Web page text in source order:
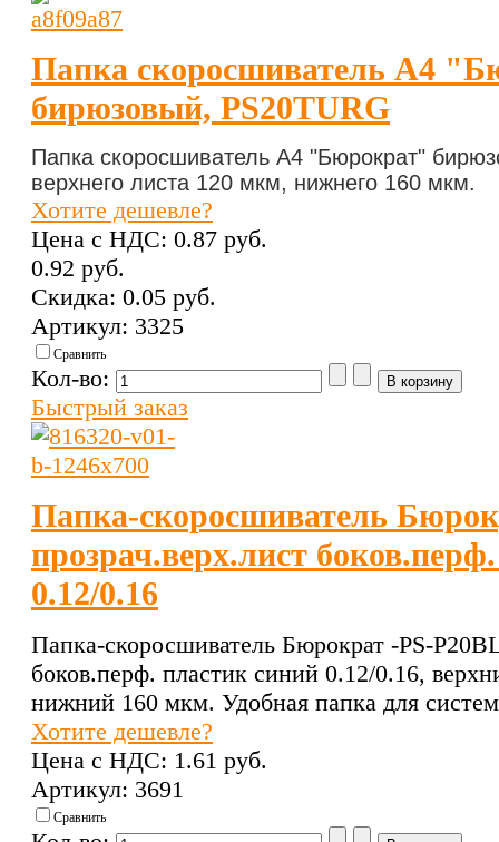
Папка скоросшиватель А4
бирюзовый, PS20TURG
Папка скоросшиватель А4 "Бюрократ"
верхнего листа 120 мкм, нижнего 160 мкм.
Хотите дешевле?
Цена с НДС: 0.87 pуб.
0.92 pуб.
Скидка: 0.05 pуб.
Артикул: 3325
Сравнить
Кол-во:
Быстрый заказ
Папка-скоросшиватель
прозрач.верх.лист
0.12/0.16
Папка-скоросшиватель Бюрократ -PS-
боков.перф. пластик синий 0.12/0.16,
нижний 160 мкм. Удобная папка для
Хотите дешевле?
Цена с НДС: 1.61 pуб.
Артикул: 3691
Сравнить